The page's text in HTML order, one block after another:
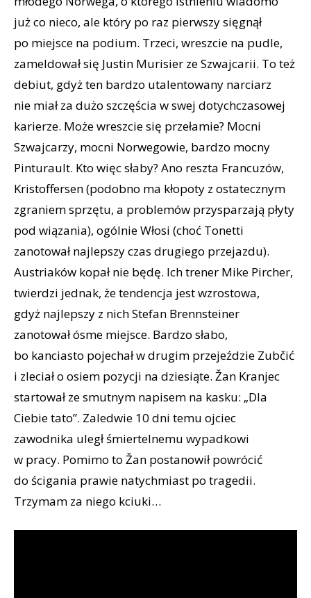
już co nieco, ale który po raz pierwszy sięgnął
po miejsce na podium. Trzeci, wreszcie na pudle,
zameldował się Justin Murisier ze Szwajcarii. To też
debiut, gdyż ten bardzo utalentowany narciarz
nie miał za dużo szczęścia w swej dotychczasowej
karierze. Może wreszcie się przełamie? Mocni
Szwajcarzy, mocni Norwegowie, bardzo mocny
Pinturault. Kto więc słaby? Ano reszta Francuzów,
Kristoffersen (podobno ma kłopoty z ostatecznym
zgraniem sprzętu, a problemów przysparzają płyty
pod wiązania), ogólnie Włosi (choć Tonetti
zanotował najlepszy czas drugiego przejazdu).
Austriaków kopał nie będę. Ich trener Mike Pircher,
twierdzi jednak, że tendencja jest wzrostowa,
gdyż najlepszy z nich Stefan Brennsteiner
zanotował ósme miejsce. Bardzo słabo,
bo kanciasto pojechał w drugim przejeździe Zubčić
i zleciał o osiem pozycji na dziesiąte. Žan Kranjec
startował ze smutnym napisem na kasku: „Dla
Ciebie tato”. Zaledwie 10 dni temu ojciec
zawodnika uległ śmiertelnemu wypadkowi
w pracy. Pomimo to Žan postanowił powrócić
do ścigania prawie natychmiast po tragedii.
Trzymam za niego kciuki…